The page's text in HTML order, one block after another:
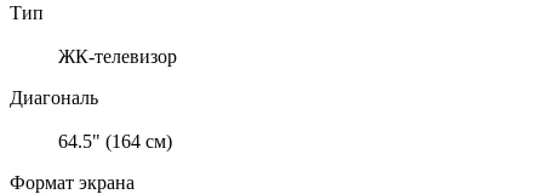
Тип
ЖК-телевизор
Диагональ
64.5" (164 см)
Формат экрана